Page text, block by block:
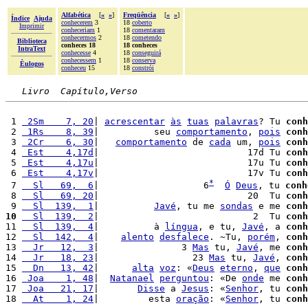
Índice
Ajuda
Imprimir
Biblioteca
IntraText
Èulogos
Alfabética [« »]
conhecerem 3
conheceriam 1
conhecermos 2
conheces 18
conhecesse 4
conhecessem 1
conheceu 15
Freqüência [« »]
18 coberto
18 comentaram
18 cometendo
18 conheces
18 conseguirá
18 conserva
18 constrói
Livro  Capítulo,Verso
1 2Sm    7, 20 acrescentar às tuas palavras? Tu
2
1Rs    8, 39 |          seu comportamento , pois
3
2Cr    6, 30 comportamento de cada um, pois
4
Est    4,17d |                           17d Tu
5
Est    4,17u |                           17u Tu
6
Est    4,17v |                           17v Tu
7
  Sl   69,  6
|                   6* Ó Deus , tu
8
  Sl   69, 20
|                           20  Tu
9
  Sl  139,  1
Javé , tu me sondas e me
10
  Sl  139,  2
|                            2  Tu
11
  Sl  139,  4
|          à língua , e tu, Javé , a
12
  Sl  142,  4
alento desfalece . ~Tu, porém ,
13
  Jr   12,  3
|               3 Mas tu, Javé , me
14
  Jr   18, 23
|                 23 Mas tu, Javé ,
15
  Dn   13, 42
alta voz : «Deus eterno , que
16
Joa    1, 48 Natanael perguntou : «De onde me
17
Joa   21, 17 Disse a Jesus : «Senhor , tu
18
  At    1, 24
|         esta oração : «Senhor , tu